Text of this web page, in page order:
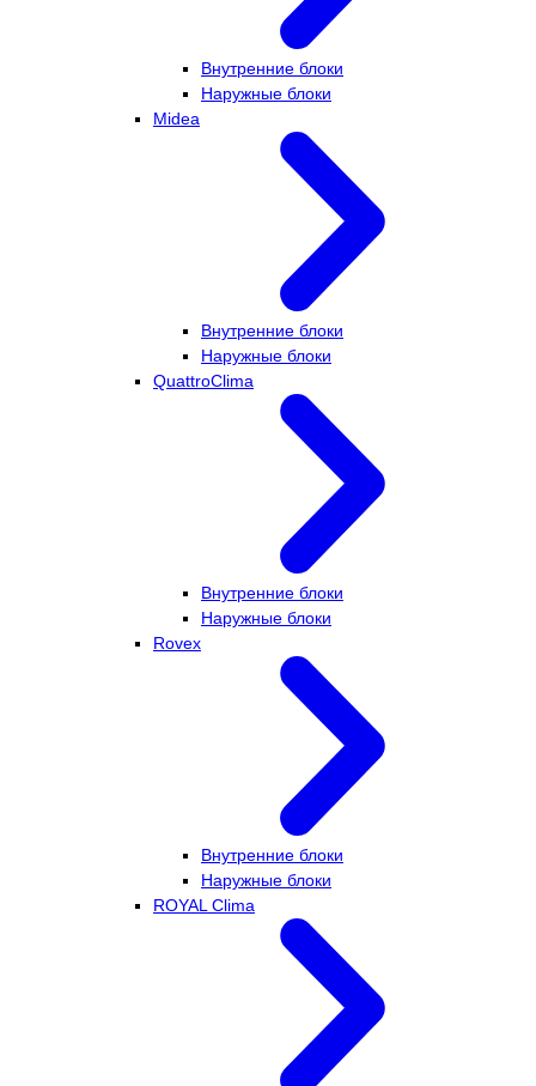
Внутренние блоки
Наружные блоки
Midea
Внутренние блоки
Наружные блоки
QuattroClima
Внутренние блоки
Наружные блоки
Rovex
Внутренние блоки
Наружные блоки
ROYAL Clima